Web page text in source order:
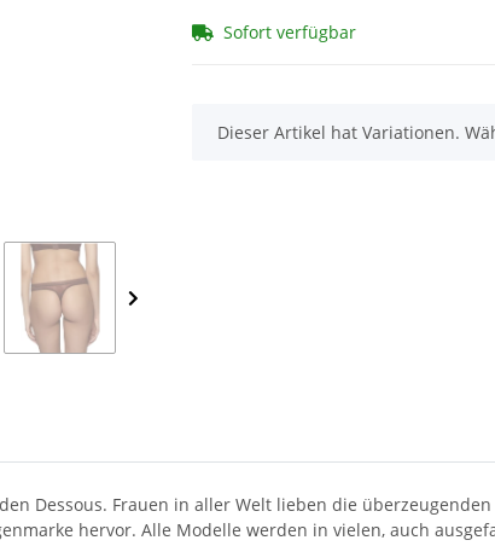
Sofort verfügbar
x
Dieser Artikel hat Variationen.
Dessous. Frauen in aller Welt lieben die
hervor. Alle Modelle werden in vielen, auch